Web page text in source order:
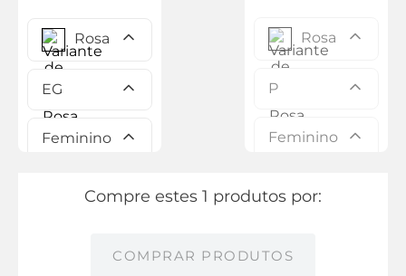
Rosa
EG
Feminino
Rosa
P
Feminino
Compre estes 1 produtos por:
COMPRAR PRODUTOS